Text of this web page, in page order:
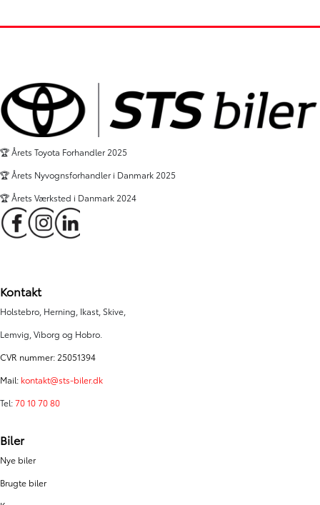
🏆 Årets Toyota Forhandler 2025
🏆 Årets Nyvognsforhandler i Danmark 2025
🏆 Årets Værksted i Danmark 2024
Kontakt
Holstebro, Herning, Ikast, Skive,
Lemvig, Viborg og Hobro.
CVR nummer: 25051394
Mail: kontakt@sts-biler.dk
Tel:70 10 70 80
Biler
Nye biler
Brugte biler